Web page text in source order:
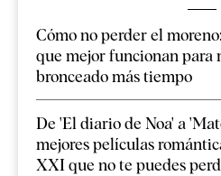
Cómo no perder el
que mejor funcionan para
bronceado más tiempo
De 'El diario de Noa' a
mejores películas
XXI que no te puedes